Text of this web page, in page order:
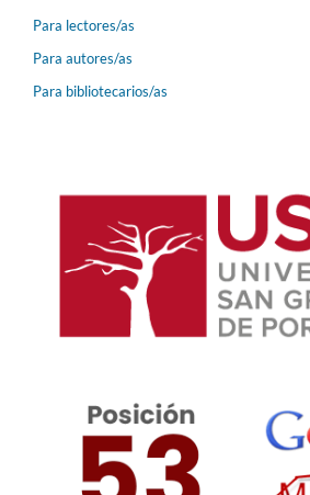
Para lectores/as
Para autores/as
Para bibliotecarios/as